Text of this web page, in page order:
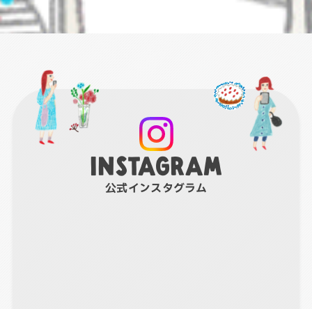
INSTAGRAM
公式インスタグラム